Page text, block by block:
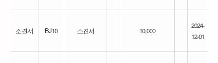
소견서 BJ10 소견서 10,000
2024-
12-01